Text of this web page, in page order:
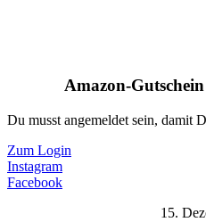
Amazon-
Du musst angemeldet sein, damit
Zum Login
Instagram
Facebook
15.